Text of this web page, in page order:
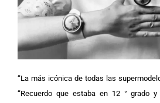
“La más icónica de todas las
“Recuerdo que estaba en 12 ° grado